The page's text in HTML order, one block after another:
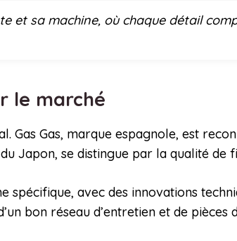
et sa machine, où chaque détail
le marché
Gas Gas, marque espagnole, est
Japon, se distingue par la qualité de
spécifique, avec des innovations
bon réseau d’entretien et de